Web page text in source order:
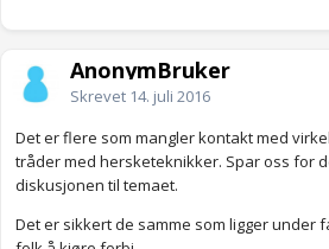
AnonymBruker
Skrevet 14. juli 2016
Det er flere som mangler kontakt med
tråder med hersketeknikker. Spar oss for
diskusjonen til temaet.
Det er sikkert de samme som ligger under